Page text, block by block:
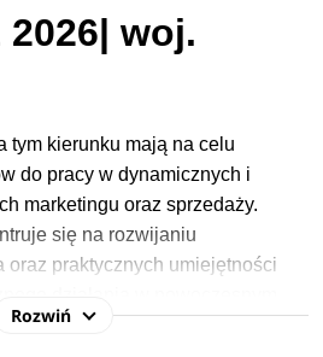
woj.
tym kierunku mają na celu
do pracy w dynamicznych i
marketingu oraz sprzedaży.
się na rozwijaniu
oraz praktycznych umiejętności
Dzięki elastycznej
Rozwiń